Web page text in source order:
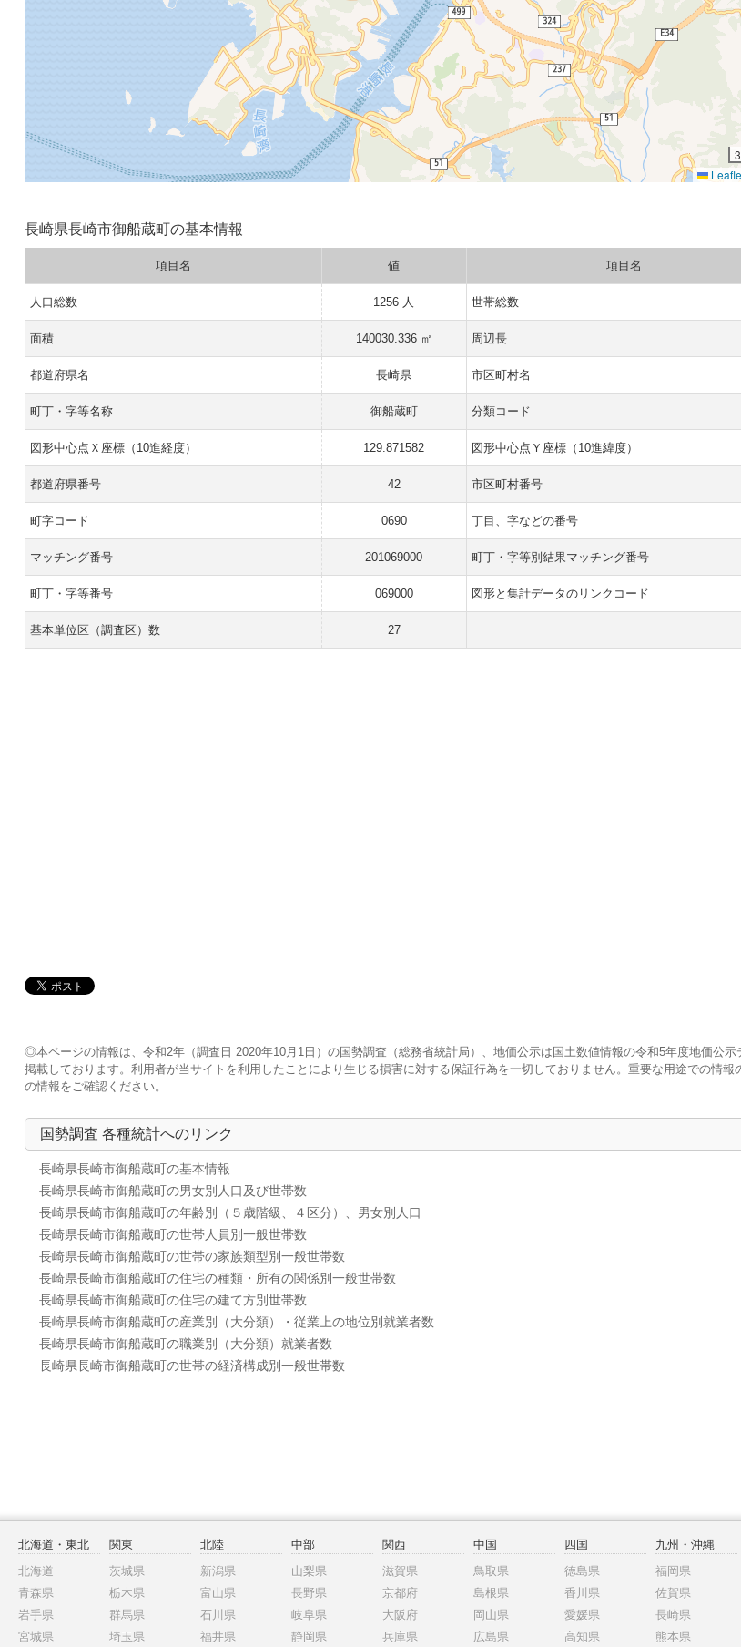
長崎県長崎市御船蔵町の基本情報
項目名 値 項目名
人口総数 1256 人 世帯総数
面積 140030.336 ㎡ 周辺長
都道府県名 長崎県 市区町村名
町丁・字等名称 御船蔵町 分類コード
図形中心点Ｘ座標（10進経度） 129.871582 図形中心点Ｙ座標（10進緯度）
都道府県番号 42 市区町村番号
町字コード 0690 丁目、字などの番号
マッチング番号 201069000 町丁・字等別結果マッチング番号
町丁・字等番号 069000 図形と集計データのリンクコード
基本単位区（調査区）数 27
◎本ページの情報は、令和2年（調査日 2020年10月1日）の国勢調査（総務省統計局）、地価公示は国土数値情報の令和5年度地価公示
掲載しております。利用者が当サイトを利用したことにより生じる損害に対する保証行為を一切しておりません。重要な用途での情報
の情報をご確認ください。
国勢調査 各種統計へのリンク
長崎県長崎市御船蔵町の基本情報
長崎県長崎市御船蔵町の男女別人口及び世帯数
長崎県長崎市御船蔵町の年齢別（５歳階級、４区分）、男女別人口
長崎県長崎市御船蔵町の世帯人員別一般世帯数
長崎県長崎市御船蔵町の世帯の家族類型別一般世帯数
長崎県長崎市御船蔵町の住宅の種類・所有の関係別一般世帯数
長崎県長崎市御船蔵町の住宅の建て方別世帯数
長崎県長崎市御船蔵町の産業別（大分類）・従業上の地位別就業者数
長崎県長崎市御船蔵町の職業別（大分類）就業者数
長崎県長崎市御船蔵町の世帯の経済構成別一般世帯数
北海道・東北
北海道
青森県
岩手県
宮城県
関東
茨城県
栃木県
群馬県
埼玉県
北陸
新潟県
富山県
石川県
福井県
中部
山梨県
長野県
岐阜県
静岡県
関西
滋賀県
京都府
大阪府
兵庫県
中国
鳥取県
島根県
岡山県
広島県
四国
徳島県
香川県
愛媛県
高知県
九州・沖縄
福岡県
佐賀県
長崎県
熊本県